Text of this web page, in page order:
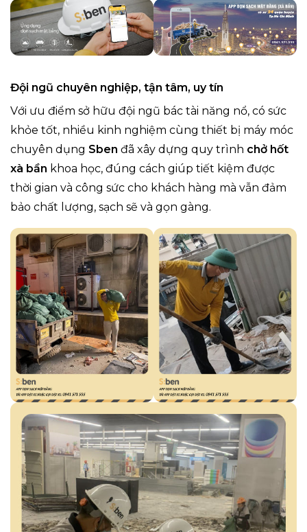
Đội ngũ chuyên nghiệp, tận tâm, uy tín
Với ưu điểm sở hữu đội ngũ bác tài năng nổ, có sức
khỏe tốt, nhiều kinh nghiệm cùng thiết bị máy móc
chuyên dụng Sben đã xây dựng quy trình chở hốt
xà bần khoa học, đúng cách giúp tiết kiệm được
thời gian và công sức cho khách hàng mà vẫn đảm
bảo chất lượng, sạch sẽ và gọn gàng.